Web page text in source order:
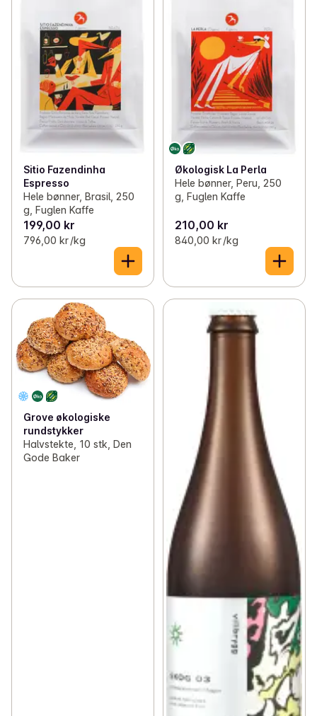
Sitio Fazendinha
Espresso
Hele bønner, Brasil, 250
g, Fuglen Kaffe
199,00 kr
796,00 kr /kg
Økologisk La Perla
Hele bønner, Peru, 250
g, Fuglen Kaffe
210,00 kr
840,00 kr /kg
Grove økologiske
rundstykker
Halvstekte, 10 stk, Den
Gode Baker